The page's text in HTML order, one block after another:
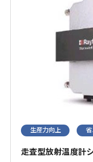
生産力向上
走査型放射温度計